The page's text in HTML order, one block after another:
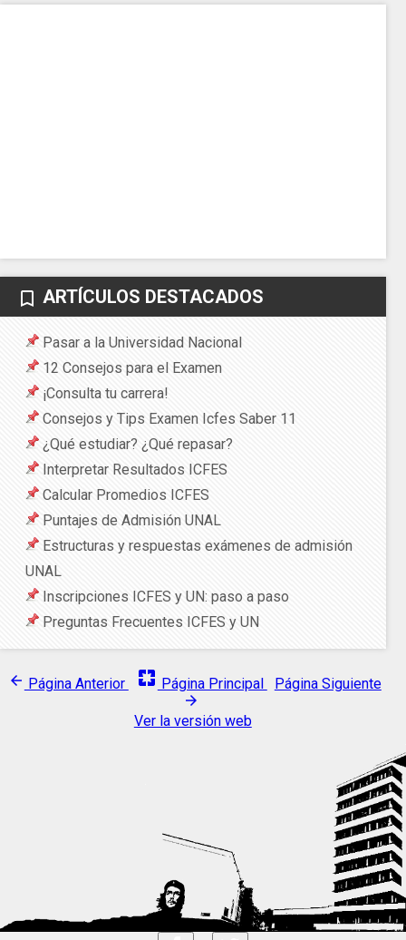
bookmark_border ARTÍCULOS DESTACADOS
Pasar a la Universidad Nacional
12 Consejos para el Examen
¡Consulta tu carrera!
Consejos y Tips Examen Icfes Saber 11
¿Qué estudiar? ¿Qué repasar?
Interpretar Resultados ICFES
Calcular Promedios ICFES
Puntajes de Admisión UNAL
Estructuras y respuestas exámenes de admisión
UNAL
Inscripciones ICFES y UN: paso a paso
Preguntas Frecuentes ICFES y UN
arrow_back Página Anterior pages Página Principal Página Siguiente
arrow_forward
Ver la versión web